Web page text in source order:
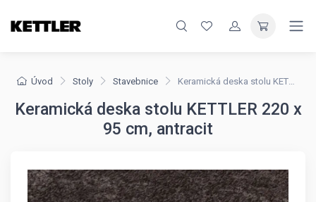
Úvod Stoly Stavebnice Keramická deska stolu KETTLER 220 x 95 cm, antracit
Keramická deska stolu KETTLER 220 x
95 cm, antracit